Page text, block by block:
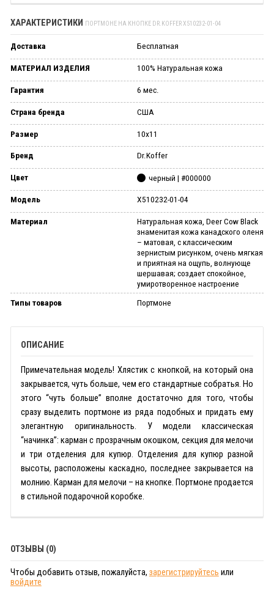
ХАРАКТЕРИСТИКИ ПОРТМОНЕ НА КНОПКЕ DR.KOFFER X510232-01-04
Доставка Бесплатная
МАТЕРИАЛ ИЗДЕЛИЯ 100% Натуральная кожа
Гарантия 6 мес.
Страна бренда США
Размер 10x11
Бренд Dr.Koffer
Цвет черный | #000000
Модель X510232-01-04
Материал
Натуральная кожа, Deer Cow Black
знаменитая кожа канадского оленя
– матовая, с классическим
зернистым рисунком, очень мягкая
и приятная на ощупь, волнующе
шершавая; создает спокойное,
умиротворенное настроение
Типы товаров
Портмоне
ОПИСАНИЕ
Примечательная модель! Хлястик с кнопкой, на который она
закрывается, чуть больше, чем его стандартные собратья. Но
этого “чуть больше” вполне достаточно для того, чтобы
сразу выделить портмоне из ряда подобных и придать ему
элегантную оригинальность. У модели классическая
“начинка”: карман с прозрачным окошком, секция для мелочи
и три отделения для купюр. Отделения для купюр разной
высоты, расположены каскадно, последнее закрывается на
молнию. Карман для мелочи – на кнопке. Портмоне продается
в стильной подарочной коробке.
ОТЗЫВЫ (0)
Чтобы добавить отзыв, пожалуйста, зарегистрируйтесь или
войдите